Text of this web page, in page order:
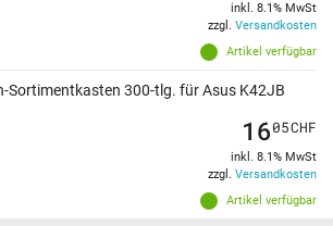
Artikel verfügbar
inkl. 8.1% MwSt
zzgl. Versandkosten
Sortimentkasten 300-tlg. für Asus K42JB
Artikel verfügbar
1605CHF
inkl. 8.1% MwSt
zzgl. Versandkosten